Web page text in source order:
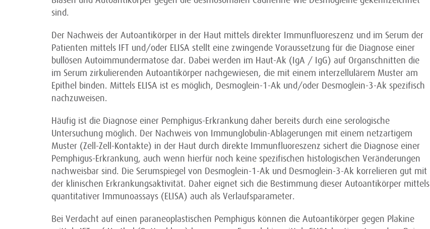
sind.
Der Nachweis der Autoantikörper in der Haut mittels direkter Immunfluoreszenz und im Serum der
Patienten mittels IFT und/oder ELISA stellt eine zwingende Voraussetzung für die Diagnose einer
bullösen Autoimmundermatose dar. Dabei werden im Haut-Ak (IgA / IgG) auf Organschnitten die
im Serum zirkulierenden Autoantikörper nachgewiesen, die mit einem interzellulärem Muster am
Epithel binden. Mittels ELISA ist es möglich, Desmoglein-1-Ak und/oder Desmoglein-3-Ak spezifisch
nachzuweisen.
Häufig ist die Diagnose einer Pemphigus-Erkrankung daher bereits durch eine serologische
Untersuchung möglich. Der Nachweis von Immunglobulin-Ablagerungen mit einem netzartigem
Muster (Zell-Zell-Kontakte) in der Haut durch direkte Immunfluoreszenz sichert die Diagnose einer
Pemphigus-Erkrankung, auch wenn hierfür noch keine spezifischen histologischen Veränderungen
nachweisbar sind. Die Serumspiegel von Desmoglein-1-Ak und Desmoglein-3-Ak korrelieren gut mit
der klinischen Erkrankungsaktivität. Daher eignet sich die Bestimmung dieser Autoantikörper mittels
quantitativer Immunoassays (ELISA) auch als Verlaufsparameter.
Bei Verdacht auf einen paraneoplastischen Pemphigus können die Autoantikörper gegen Plakine